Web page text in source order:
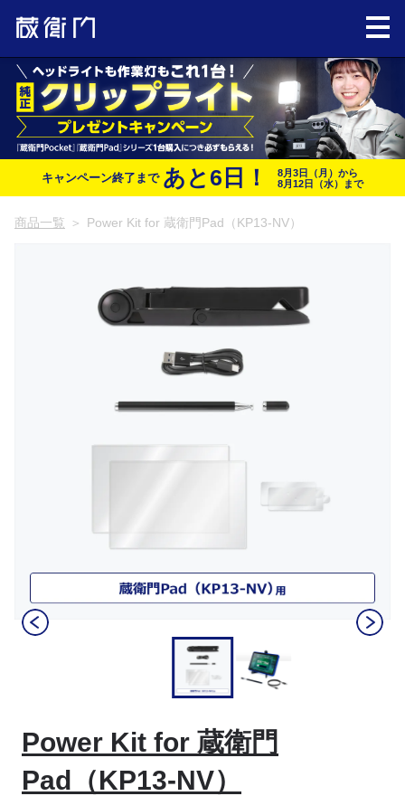
キャンペーン終了まで あと 6 日！
8月3日（月）から
8月12日（水）まで
商品一覧 ＞ Power Kit for 蔵衛門Pad（KP13-NV）
Item
ofPower Kit for 蔵衛門
Pad（KP13-NV）